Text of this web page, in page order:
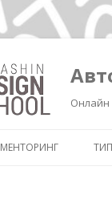
Онлайн
МЕНТОРИНГ